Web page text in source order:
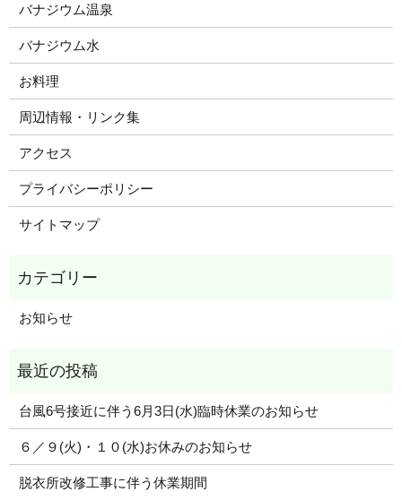
バナジウム温泉
バナジウム水
お料理
周辺情報・リンク集
アクセス
プライバシーポリシー
サイトマップ
お知らせ
台風6号接近に伴う6月3日(水)臨時休業のお知らせ
６／９(火)・１０(水)お休みのお知らせ
脱衣所改修工事に伴う休業期間